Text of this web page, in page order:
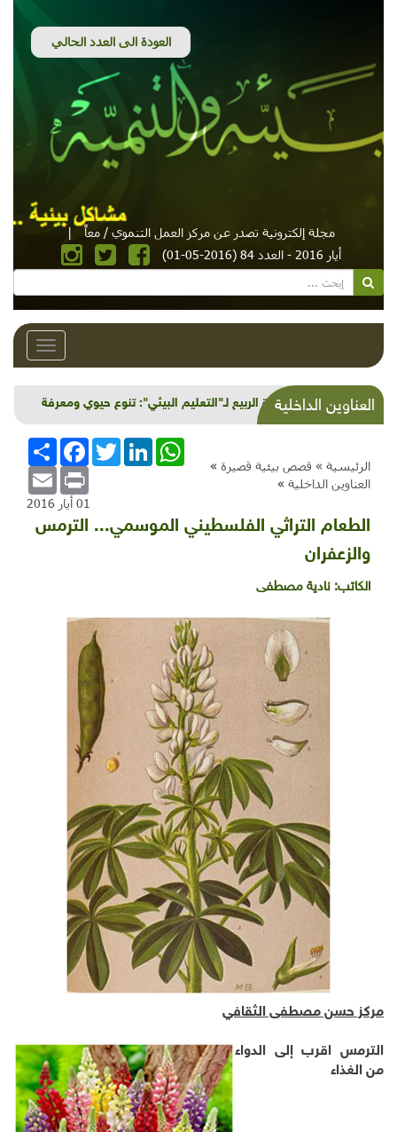
مجلة إلكترونية تصدر عن مركز العمل التنموي / معاً
|
أيار 2016 - العدد 84 (2016-05-01)
Toggle
العناوين الداخليةأجندة الربيع لـ"التعليم البيئي": تنوع حيوي ومعرفة
خضراء
الرئيسية » قصص بيئية قصيرة »
العناوين الداخلية »
انشر
FacebookTwitterLinkedInWhatsApp
Email Print
01 أيار 2016
الطعام التراثي الفلسطيني الموسمي... الترمس
والزعفران
الكاتب: نادية مصطفى
مركز حسن مصطفى الثقافي
الترمس اقرب إلى الدواء
من الغذاء